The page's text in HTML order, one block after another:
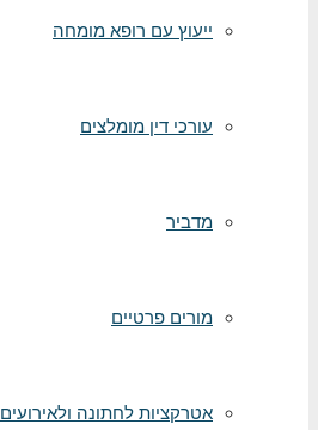
ייעוץ עם רופא מומחה
עורכי דין מומלצים
מדביר
מורים פרטיים
אטרקציות לחתונה ולאירועים